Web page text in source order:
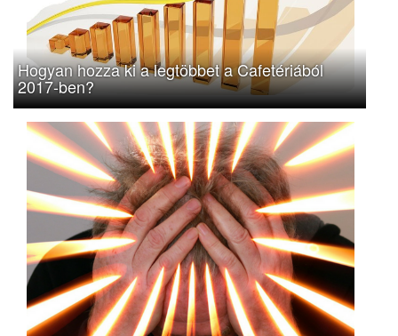
Hogyan hozza ki a legtöbbet a Cafetériából
2017-ben?